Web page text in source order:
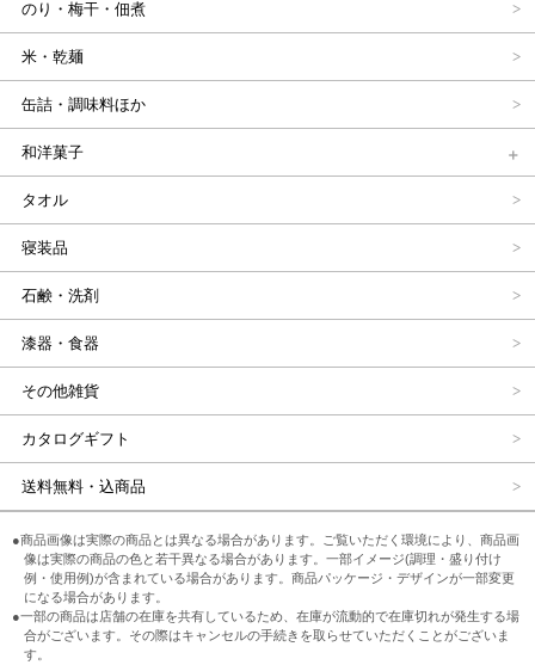
のり・梅干・佃煮
米・乾麺
缶詰・調味料ほか
和洋菓子
タオル
寝装品
石鹸・洗剤
漆器・食器
その他雑貨
カタログギフト
送料無料・込商品
●商品画像は実際の商品とは異なる場合があります。ご覧いただく環境により、商品画
像は実際の商品の色と若干異なる場合があります。一部イメージ(調理・盛り付け
例・使用例)が含まれている場合があります。商品パッケージ・デザインが一部変更
になる場合があります。
●一部の商品は店舗の在庫を共有しているため、在庫が流動的で在庫切れが発生する場
合がございます。その際はキャンセルの手続きを取らせていただくことがございま
す。